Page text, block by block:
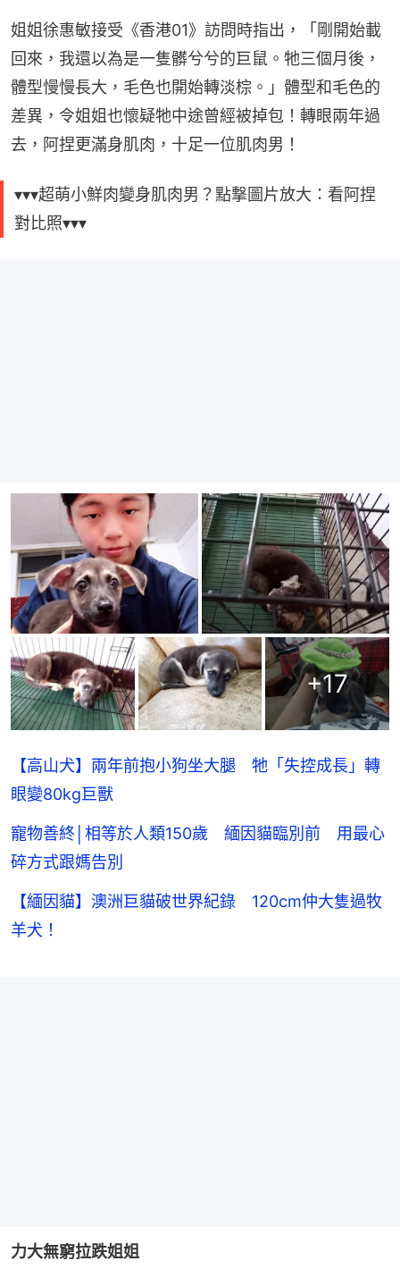
姐姐徐惠敏接受《香港01》訪問時指出，「剛開始載
回來，我還以為是一隻髒兮兮的巨鼠。牠三個月後，
體型慢慢長大，毛色也開始轉淡棕。」體型和毛色的
差異，令姐姐也懷疑牠中途曾經被掉包！轉眼兩年過
去，阿捏更滿身肌肉，十足一位肌肉男！
▾▾▾超萌小鮮肉變身肌肉男？點撃圖片放大：看阿捏
對比照▾▾▾
+17
【高山犬】兩年前抱小狗坐大腿 牠「失控成長」轉
眼變80kg巨獸
寵物善終│相等於人類150歲 緬因貓臨別前 用最心
碎方式跟媽告別
【緬因貓】澳洲巨貓破世界紀錄 120cm仲大隻過牧
羊犬！
力大無窮拉跌姐姐